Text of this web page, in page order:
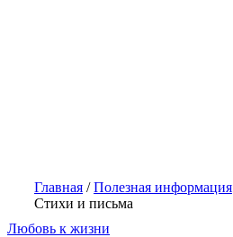
Главная /Полезная информация
Стихи и письма
Любовь к жизни